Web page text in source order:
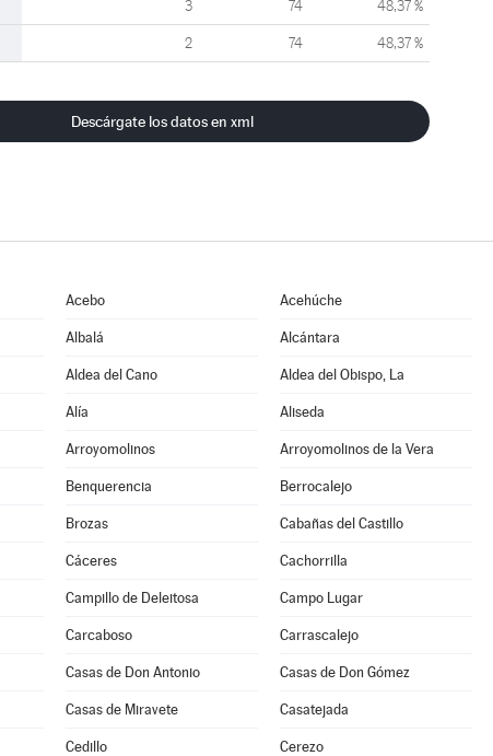
3 74 48,37 %
2 74 48,37 %
Descárgate los datos en xml
Acebo Acehúche
Albalá Alcántara
Aldea del Cano Aldea del Obispo, La
Alía Aliseda
Arroyomolinos Arroyomolinos de la Vera
Benquerencia Berrocalejo
Brozas Cabañas del Castillo
Cáceres Cachorrilla
Campillo de Deleitosa Campo Lugar
Carcaboso Carrascalejo
Casas de Don Antonio Casas de Don Gómez
Casas de Miravete Casatejada
Cedillo Cerezo